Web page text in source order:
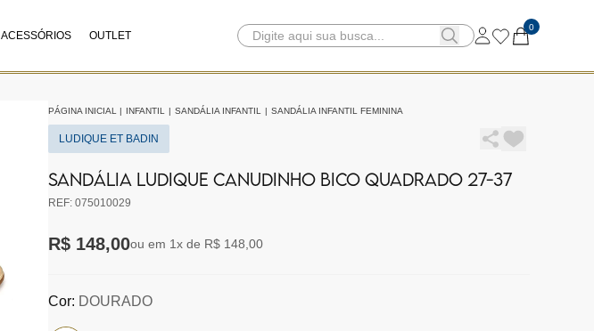
ACESSÓRIOS OUTLET
0
PÁGINA INICIAL | INFANTIL | SANDÁLIA INFANTIL | SANDÁLIA INFANTIL FEMININA
LUDIQUE ET BADIN
SANDÁLIA LUDIQUE CANUDINHO BICO QUADRADO 27-37
REF: 075010029
R$ 148,00ou em 1x de R$ 148,00
Cor: DOURADO